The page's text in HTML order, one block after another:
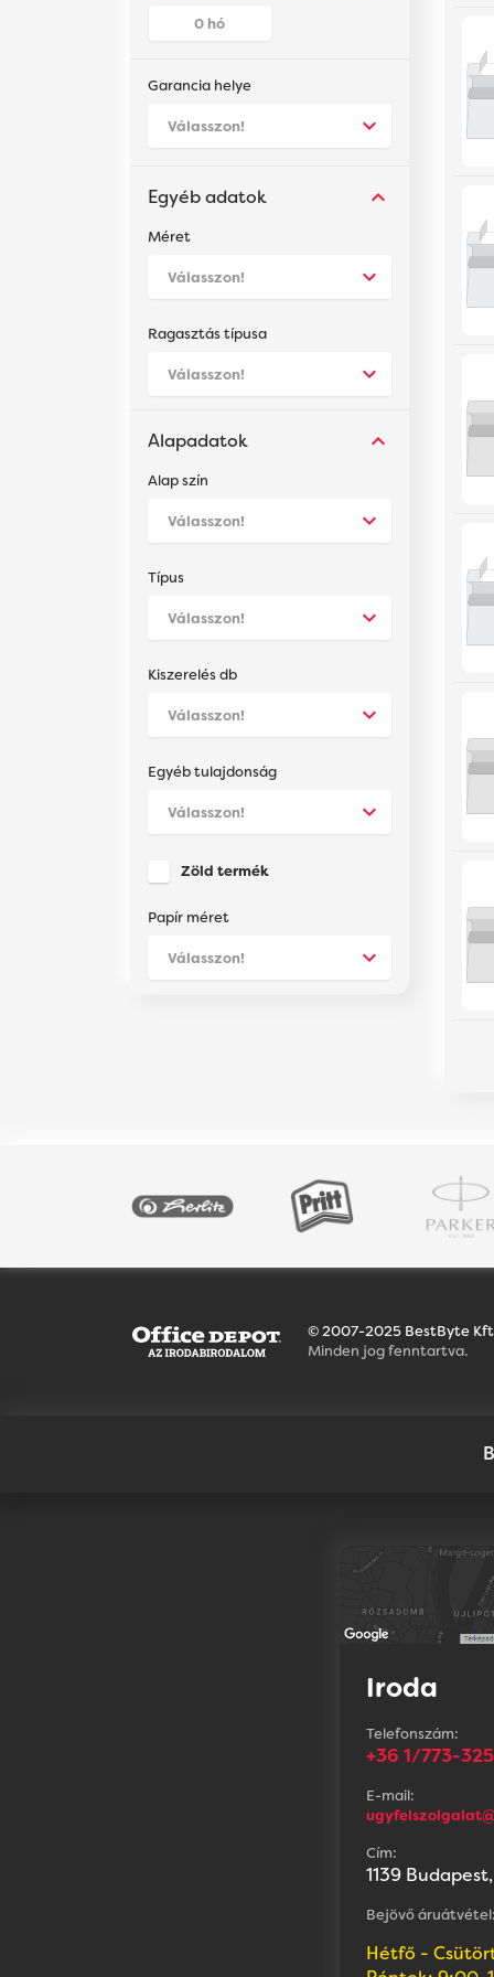
Okos otthon, világítástechnika
Garancia helye
Egyéb adatok
Méret
Ragasztás típusa
Alapadatok
Alap szín
Típus
Kiszerelés db
Egyéb tulajdonság
Zöld termék
Papír méret
© 2007-2025 BestByte
Minden jog fenntartva.
Iroda
Telefonszám:
+36 1/773-
E-mail:
Cím:
1139
Bejövő
Hétfő -